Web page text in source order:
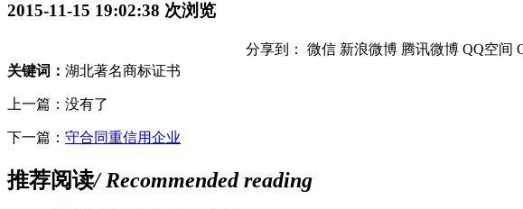
2015-11-15 19:02:38 次浏览
分享到： 微信 新浪微博 腾讯微博 QQ空间
关键词： 湖北著名商标证书
上一篇：没有了
下一篇： 守合同重信用企业
推荐阅读/ Recommended reading